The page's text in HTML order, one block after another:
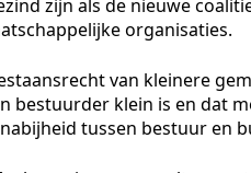
zijn als de nieuwe
organisaties.
van kleinere
bestuurder klein is en dat
tussen bestuur en